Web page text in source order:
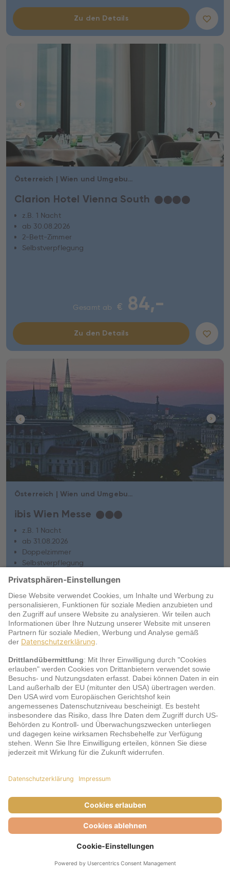
Zu den Details
Österreich | Wien und Umgebung | Wien
Clarion Hotel Vienna South ★★★★
z.B. 1 Nacht
ab 30.08.2026
2-Bett-Zimmer
Selbstverpflegung
Gesamt ab € 84,-
Zu den Details
Österreich | Wien und Umgebung | Wien
ibis Wien Messe ★★★
z.B. 1 Nacht
ab 31.08.2026
Doppelzimmer
Selbstverpflegung
Gesamt ab €84,-
Zu den Details
Österreich | Wien und Umgebung | Wien
Spark by Hilton Vienna Messe Prater
ab 23.08.2026